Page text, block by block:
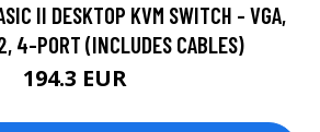
II DESKTOP KVM SWITCH - VGA,
4-PORT (INCLUDES CABLES)
194.3 EUR